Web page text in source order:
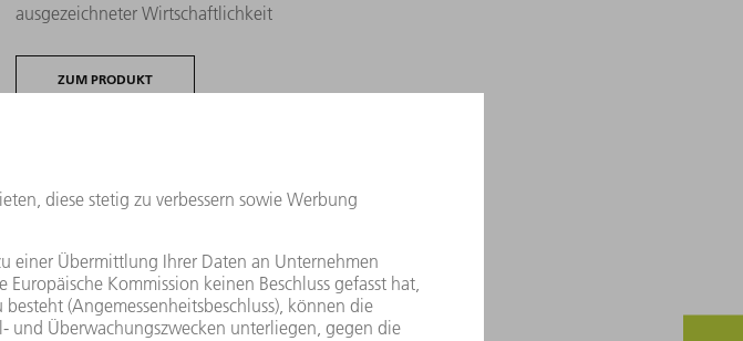
ausgezeichneter Wirtschaftlichkeit
ZUM PRODUKT
TruPunch 5000
Das Flaggschiff – gebaut für 24/7-Höchstleistung in Serie​